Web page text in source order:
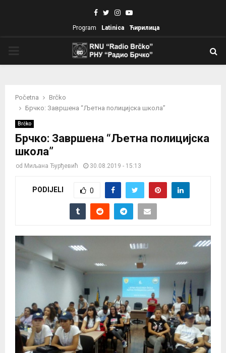
Facebook
TwitterInstagram
Youtube
Program Latinica Ћирилица
Početna
Brčko
Брчко: Завршена “Љетна полицијска школа”
Brčko
Брчко: Завршена “Љетна полицијска
школа”
od Миљана Ђурђевић 30.08.2019 - 15:13
PODIJELI 0